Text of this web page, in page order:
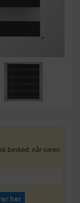
besked, når varen
her